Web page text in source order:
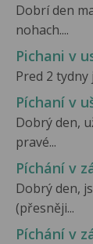
Dobrí den
nohach....
Pichani v
Pred 2 tydny
Píchaní v
Dobrý den,
pravé...
Píchání v
Dobrý den,
(přesněji...
Píchání v